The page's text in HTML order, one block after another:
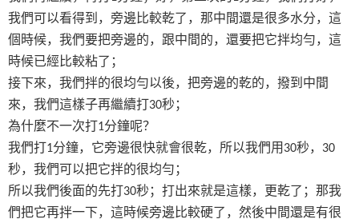
我們可以看得到，旁邊比較乾了，那中間還是很多水分，這
個時候，我們要把旁邊的，跟中間的，還要把它拌均勻，這
時候已經比較粘了；
接下來，我們拌的很均勻以後，把旁邊的乾的，撥到中間
來，我們這樣子再繼續打30秒；
為什麼不一次打1分鐘呢？
我們打1分鐘，它旁邊很快就會很乾，所以我們用30秒， 30
秒，我們可以把它拌的很均勻；
所以我們後面的先打30秒；打出來就是這樣，更乾了；那我
們把它再拌一下，這時候旁邊比較硬了，然後中間還是有很